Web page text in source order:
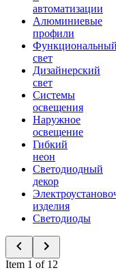
автоматизации
Алюминиевые
профили
Функциональный
свет
Дизайнерский
свет
Системы
освещения
Наружное
освещение
Гибкий
неон
Светодиодный
декор
изделия
Светодиоды
Item 1 of 12